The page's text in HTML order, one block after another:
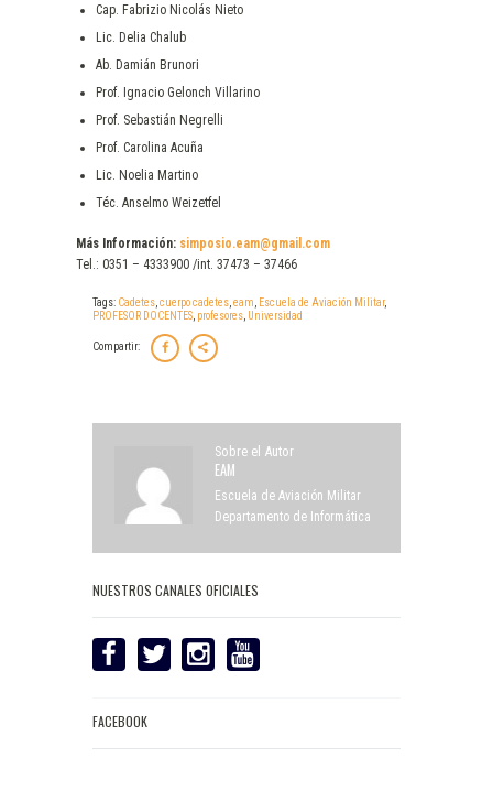
Cap. Fabrizio Nicolás Nieto
Lic. Delia Chalub
Ab. Damián Brunori
Prof. Ignacio Gelonch Villarino
Prof. Sebastián Negrelli
Prof. Carolina Acuña
Lic. Noelia Martino
Téc. Anselmo Weizetfel
Más Información: simposio.eam@gmail.com
Tel.: 0351 – 4333900 /int. 37473 – 37466
Tags: Cadetes cuerpo cadetes eam Escuela de Aviación Militar,
PROFESOR DOCENTES profesores Universidad
Compartir:
Sobre el Autor
EAM
Escuela de Aviación Militar
Departamento de Informática
NUESTROS CANALES OFICIALES
FACEBOOK